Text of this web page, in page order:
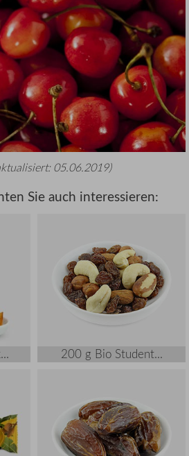
05.06.2019)
Sie auch interessieren:
200 g Bio Student...